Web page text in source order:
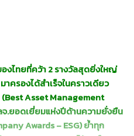
งไทยที่คว้า2 รางวัลสุดยิ่งใหญ่
าครองได้สำเร็จในคราวเดียว
Asset Management
จ.ยอดเยี่ยมแห่งปีด้านความยั่งยืน
Awards – ESG) ย้ำทุก